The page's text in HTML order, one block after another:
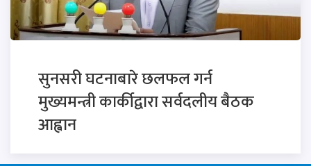
सुनसरी घटनाबारे छलफल गर्न
मुख्यमन्त्री कार्कीद्वारा सर्वदलीय बैठक
आह्वान